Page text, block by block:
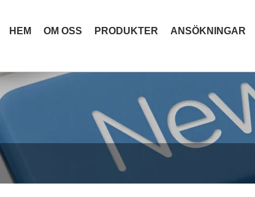
HEM OM OSS PRODUKTER ANSÖKNINGAR